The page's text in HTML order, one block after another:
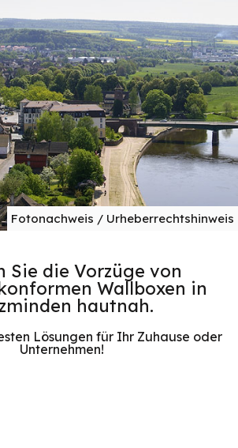
Fotonachweis / Urheberrechtshinweis
Sie die Vorzüge von
Wallboxen in
hautnah.
Lösungen für Ihr Zuhause oder
Unternehmen!